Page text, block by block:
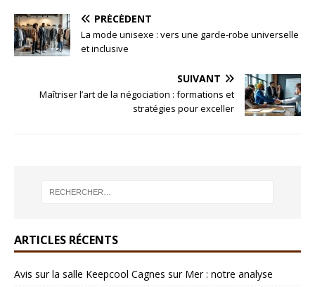
PRÉCÉDENT
La mode unisexe : vers une garde-robe universelle
et inclusive
SUIVANT
Maîtriser l’art de la négociation : formations et
stratégies pour exceller
ARTICLES RÉCENTS
Avis sur la salle Keepcool Cagnes sur Mer : notre analyse